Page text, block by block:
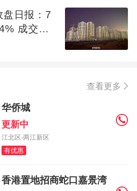
盘日报：7
成交
查看更多
华侨城
更新中
江北区-两江新区
有优惠
香港置地招商蛇口嘉景湾